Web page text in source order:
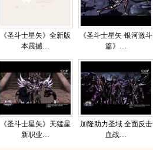
《圣斗士星矢》全新版
本震撼…
《圣斗士星矢·银河激斗
篇》…
《圣斗士星矢》天猛星
新职业…
加隆助力圣域 全面反击
血战…